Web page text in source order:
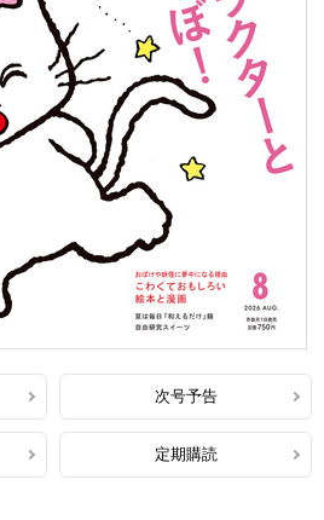
次号予告
定期購読